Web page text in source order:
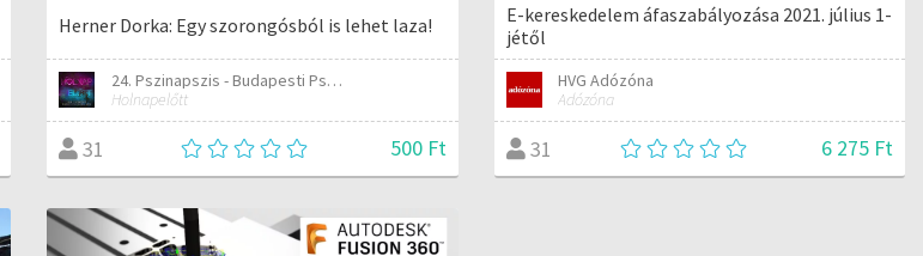
Herner Dorka: Egy szorongósból is lehet laza!
24. Pszinapszis - Budapesti Pszichológiai Napok
Holnapelőtt
31 500 Ft
E-kereskedelem áfaszabályozása 2021. július 1-
jétől
HVG Adózóna
Adózóna
31 6 275 Ft